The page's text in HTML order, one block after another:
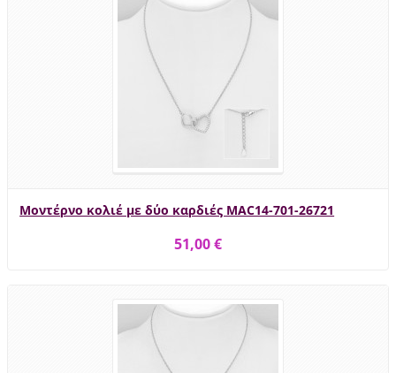
Μοντέρνο κολιέ με δύο καρδιές MAC14-701-26721
51,00 €